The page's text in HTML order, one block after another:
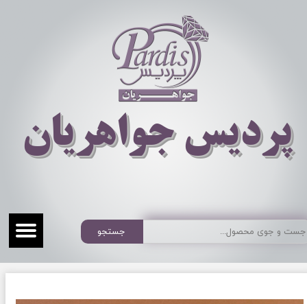
​​​​پردیس جواهریان
جستجو